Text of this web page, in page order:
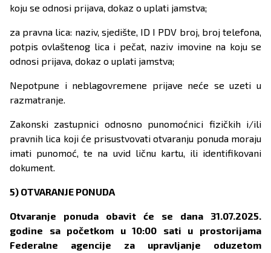
koju se odnosi prijava, dokaz o uplati jamstva;
za pravna lica: naziv, sjedište, ID I PDV broj, broj telefona,
potpis ovlaštenog lica i pečat, naziv imovine na koju se
odnosi prijava, dokaz o uplati jamstva;
Nepotpune i neblagovremene prijave neće se uzeti u
razmatranje.
Zakonski zastupnici odnosno punomoćnici fizičkih i/ili
pravnih lica koji će prisustvovati otvaranju ponuda moraju
imati punomoć, te na uvid ličnu kartu, ili identifikovani
dokument.
5) OTVARANJE PONUDA
Otvaranje ponuda obavit će se dana 31.07.2025.
godine sa početkom u 10:00 sati u prostorijama
Federalne agencije za upravljanje oduzetom